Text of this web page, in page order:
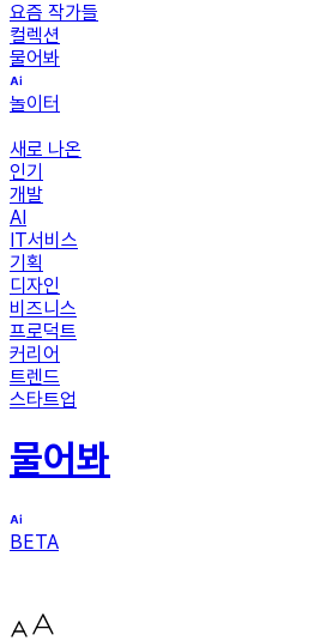
요즘 작가들
컬렉션
물어봐
놀이터
새로 나온
인기
개발
AI
IT서비스
기획
디자인
비즈니스
프로덕트
커리어
트렌드
스타트업
물어봐
BETA